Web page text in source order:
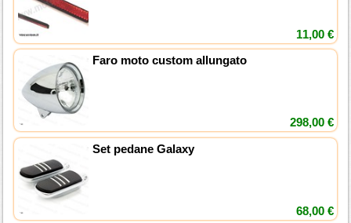
11,00 €
Faro moto custom allungato
298,00 €
Set pedane Galaxy
68,00 €